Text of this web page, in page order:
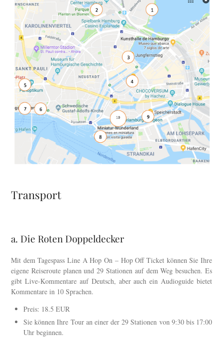
Transport
a. Die Roten Doppeldecker
Mit dem Tagespass Line A Hop On – Hop Off Ticket können Sie Ihre
eigene Reiseroute planen und 29 Stationen auf dem Weg besuchen. Es
gibt Live-Kommentare auf Deutsch, aber auch ein Audioguide bietet
Kommentare in 10 Sprachen.
Preis: 18.5 EUR
Sie können Ihre Tour an einer der 29 Stationen von 9:30 bis 17:00
Uhr beginnen.